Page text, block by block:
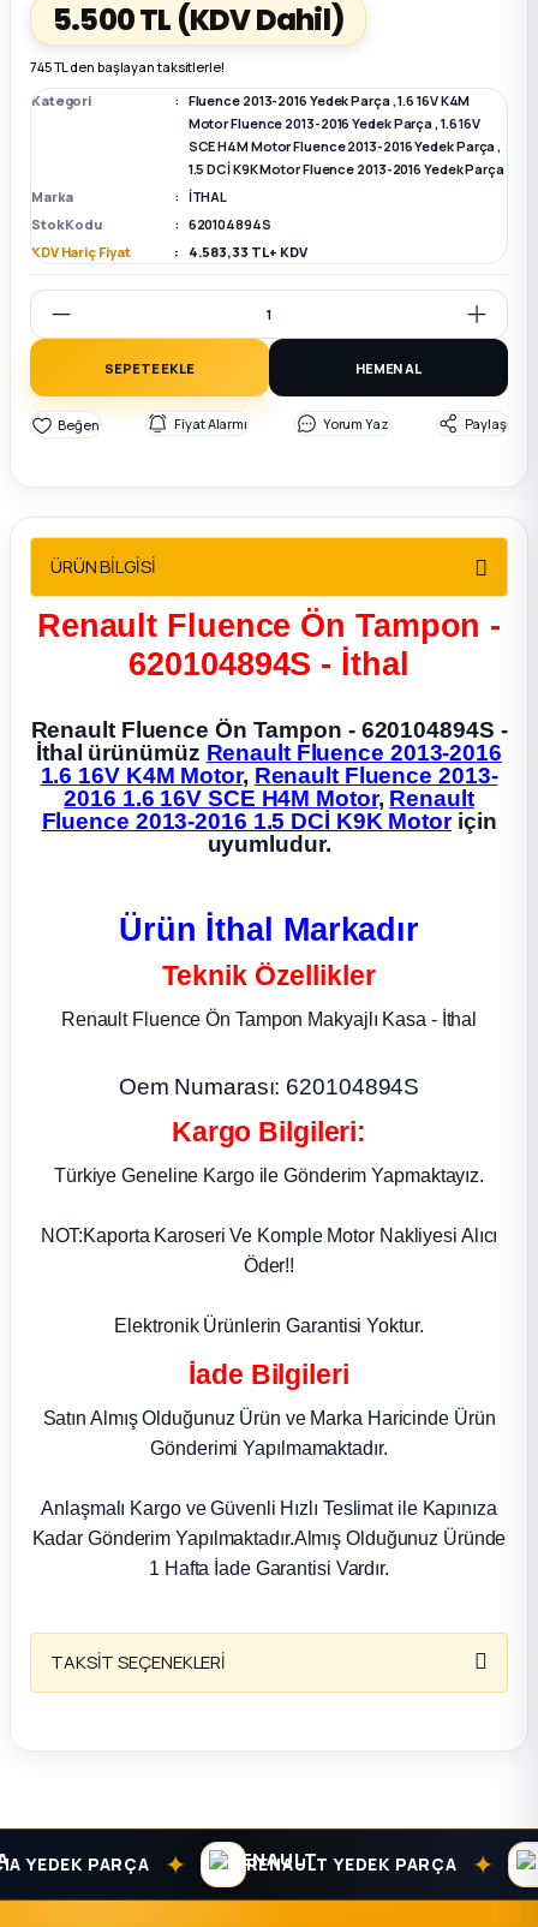
Parça
Sedan
Parça
Parça
Parça
5.500 TL (KDV Dahil)
745 TL den başlayan taksitlerle!
Kategori
Fluence 2013-2016 Yedek Parça,1.6 16V K4M
Motor Fluence 2013-2016 Yedek Parça,1.6 16V
SCE H4M Motor Fluence 2013-2016 Yedek Parça,
1.5 DCİ K9K Motor Fluence 2013-2016 Yedek Parça
Marka
İTHAL
Stok Kodu
620104894S
KDV Hariç Fiyat
4.583,33 TL + KDV
SEPETE EKLE HEMEN AL
Fiyat Alarmı Yorum Yaz Paylaş
ÜRÜN BİLGİSİ
Renault Fluence Ön Tampon -
620104894S - İthal
Renault Fluence Ön Tampon - 620104894S -
İthal ürünümüz Renault Fluence 2013-2016
1.6 16V K4M Motor, Renault Fluence 2013-
2016 1.6 16V SCE H4M Motor, Renault
Fluence 2013-2016 1.5 DCİ K9K Motoriçin
uyumludur.
Ürün İthal Markadır
Teknik Özellikler
Renault Fluence Ön Tampon Makyajlı Kasa - İthal
Oem Numarası: 620104894S
Kargo Bilgileri:
Türkiye Geneline Kargo ile Gönderim Yapmaktayız.
NOT:Kaporta Karoseri Ve Komple Motor Nakliyesi Alıcı
Öder!!
Elektronik Ürünlerin Garantisi Yoktur.
İade Bilgileri
Satın Almış Olduğunuz Ürün ve Marka Haricinde Ürün
Gönderimi Yapılmamaktadır.
Anlaşmalı Kargo ve Güvenli Hızlı Teslimat ile Kapınıza
Kadar Gönderim Yapılmaktadır.Almış Olduğunuz Üründe
1 Hafta İade Garantisi Vardır.
TAKSİT SEÇENEKLERİ
PARÇA ✦ RENAULT YEDEK PARÇA ✦